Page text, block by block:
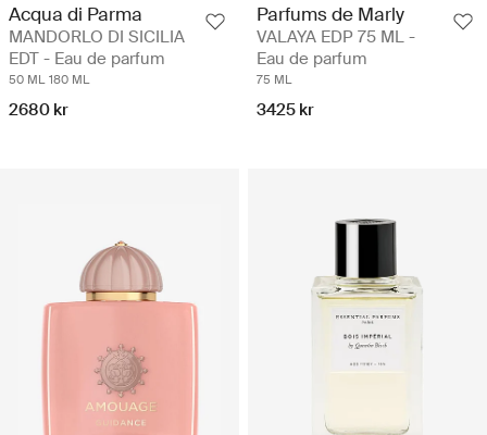
Acqua di Parma
MANDORLO DI SICILIA
EDT - Eau de parfum
50 ML 180 ML
2680 kr
Parfums de Marly
VALAYA EDP 75 ML -
Eau de parfum
75 ML
3425 kr